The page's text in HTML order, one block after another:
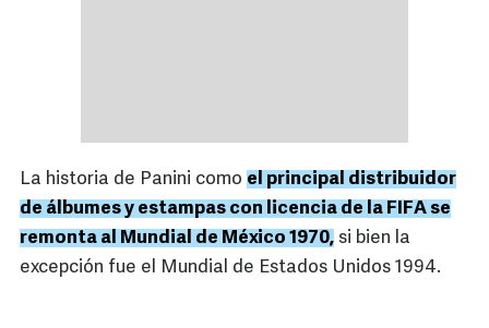
La historia de Panini como el principal distribuidor
de álbumes y estampas con licencia de la FIFA se
remonta al Mundial de México 1970, si bien la
excepción fue el Mundial de Estados Unidos 1994.